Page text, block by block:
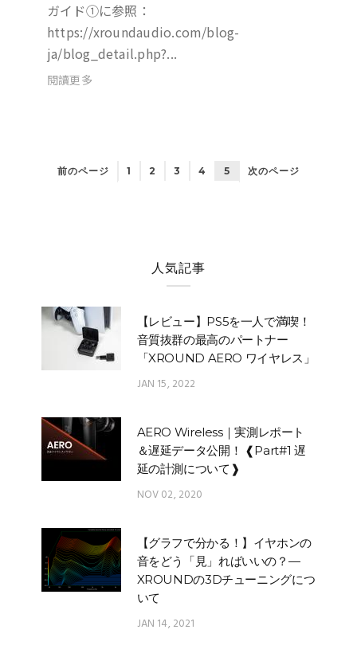
ガイド①に参照：
https://xroundaudio.com/blog-
ja/blog_detail.php?...
閱讀更多
前のページ 1 2 3 4 5 次のページ
人気記事
【レビュー】PS5を一人で満喫！
音質抜群の最高のパートナー
「XROUND AERO ワイヤレス」
JAN 15, 2022
AERO Wireless｜実測レポート
＆遅延データ公開！ ❰Part#1 遅
延の計測について❱
NOV 02, 2020
【グラフで分かる！】イヤホンの
音をどう「見」ればいいの？—
XROUNDの3Dチューニングにつ
いて
JAN 14, 2021